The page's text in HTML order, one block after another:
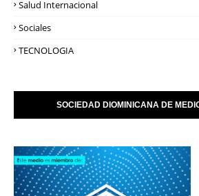
Salud Internacional
Sociales
TECNOLOGIA
SOCIEDAD DIOMINICANA DE